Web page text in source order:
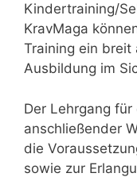
Kindertraining/
KravMaga
Training ein
Ausbildung im
Der Lehrgang
anschließender
die
sowie zur